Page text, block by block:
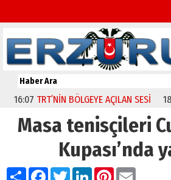
TRT’NİN BÖLGEYE AÇILAN SESİ 18:35
Masa tenisçileri
Kupası’nda
PaylaşFacebook
TwitterLinkedIn
Pinterest
Email